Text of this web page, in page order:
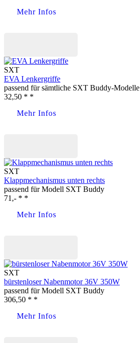
Mehr Infos
SXT
EVA Lenkergriffe
passend für sämtliche SXT Buddy-Modelle
32,50 * *
Mehr Infos
SXT
Klappmechanismus unten rechts
passend für Modell SXT Buddy
71,- * *
Mehr Infos
SXT
bürstenloser Nabenmotor 36V 350W
passend für Modell SXT Buddy
306,50 * *
Mehr Infos